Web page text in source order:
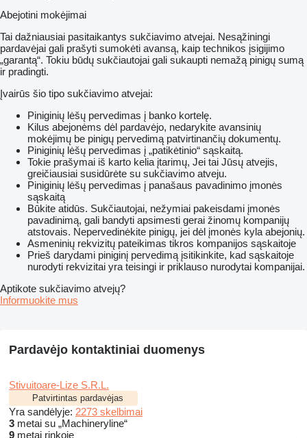
Abejotini mokėjimai
Tai dažniausiai pasitaikantys sukčiavimo atvejai. Nesąžiningi
pardavėjai gali prašyti sumokėti avansą, kaip technikos įsigijimo
„garantą“. Tokiu būdų sukčiautojai gali sukaupti nemažą pinigų sumą
ir pradingti.
Įvairūs šio tipo sukčiavimo atvejai:
Piniginių lėšų pervedimas į banko kortelę.
Kilus abejonėms dėl pardavėjo, nedarykite avansinių
mokėjimų be pinigų pervedimą patvirtinančių dokumentų.
Piniginių lėšų pervedimas į „patikėtinio“ sąskaitą.
Tokie prašymai iš karto kelia įtarimų, Jei tai Jūsų atvejis,
greičiausiai susidūrėte su sukčiavimo atveju.
Piniginių lėšų pervedimas į panašaus pavadinimo įmonės
sąskaitą
Būkite atidūs. Sukčiautojai, nežymiai pakeisdami įmonės
pavadinimą, gali bandyti apsimesti gerai žinomų kompanijų
atstovais. Nepervedinėkite pinigų, jei dėl įmonės kyla abejonių.
Asmeninių rekvizitų pateikimas tikros kompanijos sąskaitoje
Prieš darydami piniginį pervedimą įsitikinkite, kad sąskaitoje
nurodyti rekvizitai yra teisingi ir priklauso nurodytai kompanijai.
Aptikote sukčiavimo atvejų?
Informuokite mus
Pardavėjo kontaktiniai duomenys
Stivuitoare-Lize S.R.L.
Patvirtintas pardavėjas
Yra sandėlyje: 2273 skelbimai
3 metai su „Machineryline“
9 metai rinkoje